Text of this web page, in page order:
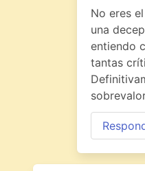
No eres
una
entiendo
tantas